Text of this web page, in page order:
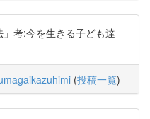
考:今を生きる子ども達
(投稿一覧)